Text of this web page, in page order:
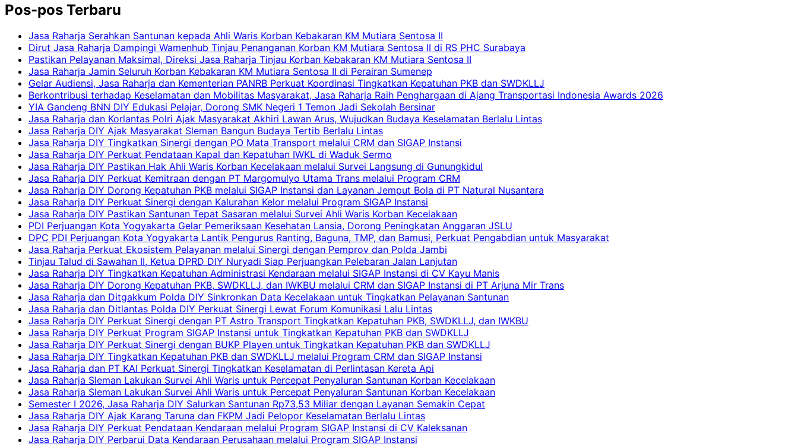
Pos-pos Terbaru
Jasa Raharja Serahkan Santunan kepada Ahli Waris Korban Kebakaran KM Mutiara Sentosa II
Dirut Jasa Raharja Dampingi Wamenhub Tinjau Penanganan Korban KM Mutiara Sentosa II di RS PHC Surabaya
Pastikan Pelayanan Maksimal, Direksi Jasa Raharja Tinjau Korban Kebakaran KM Mutiara Sentosa II
Jasa Raharja Jamin Seluruh Korban Kebakaran KM Mutiara Sentosa II di Perairan Sumenep
Gelar Audiensi, Jasa Raharja dan Kementerian PANRB Perkuat Koordinasi Tingkatkan Kepatuhan PKB dan SWDKLLJ
Berkontribusi terhadap Keselamatan dan Mobilitas Masyarakat, Jasa Raharja Raih Penghargaan di Ajang Transportasi Indonesia Awards 2026
YIA Gandeng BNN DIY Edukasi Pelajar, Dorong SMK Negeri 1 Temon Jadi Sekolah Bersinar
Jasa Raharja dan Korlantas Polri Ajak Masyarakat Akhiri Lawan Arus, Wujudkan Budaya Keselamatan Berlalu Lintas
Jasa Raharja DIY Ajak Masyarakat Sleman Bangun Budaya Tertib Berlalu Lintas
Jasa Raharja DIY Tingkatkan Sinergi dengan PO Mata Transport melalui CRM dan SIGAP Instansi
Jasa Raharja DIY Perkuat Pendataan Kapal dan Kepatuhan IWKL di Waduk Sermo
Jasa Raharja DIY Pastikan Hak Ahli Waris Korban Kecelakaan melalui Survei Langsung di Gunungkidul
Jasa Raharja DIY Perkuat Kemitraan dengan PT Margomulyo Utama Trans melalui Program CRM
Jasa Raharja DIY Dorong Kepatuhan PKB melalui SIGAP Instansi dan Layanan Jemput Bola di PT Natural Nusantara
Jasa Raharja DIY Perkuat Sinergi dengan Kalurahan Kelor melalui Program SIGAP Instansi
Jasa Raharja DIY Pastikan Santunan Tepat Sasaran melalui Survei Ahli Waris Korban Kecelakaan
PDI Perjuangan Kota Yogyakarta Gelar Pemeriksaan Kesehatan Lansia, Dorong Peningkatan Anggaran JSLU
DPC PDI Perjuangan Kota Yogyakarta Lantik Pengurus Ranting, Baguna, TMP, dan Bamusi, Perkuat Pengabdian untuk Masyarakat
Jasa Raharja Perkuat Ekosistem Pelayanan melalui Sinergi dengan Pemprov dan Polda Jambi
Tinjau Talud di Sawahan II, Ketua DPRD DIY Nuryadi Siap Perjuangkan Pelebaran Jalan Lanjutan
Jasa Raharja DIY Tingkatkan Kepatuhan Administrasi Kendaraan melalui SIGAP Instansi di CV Kayu Manis
Jasa Raharja DIY Dorong Kepatuhan PKB, SWDKLLJ, dan IWKBU melalui CRM dan SIGAP Instansi di PT Arjuna Mir Trans
Jasa Raharja dan Ditgakkum Polda DIY Sinkronkan Data Kecelakaan untuk Tingkatkan Pelayanan Santunan
Jasa Raharja dan Ditlantas Polda DIY Perkuat Sinergi Lewat Forum Komunikasi Lalu Lintas
Jasa Raharja DIY Perkuat Sinergi dengan PT Astro Transport Tingkatkan Kepatuhan PKB, SWDKLLJ, dan IWKBU
Jasa Raharja DIY Perkuat Program SIGAP Instansi untuk Tingkatkan Kepatuhan PKB dan SWDKLLJ
Jasa Raharja DIY Perkuat Sinergi dengan BUKP Playen untuk Tingkatkan Kepatuhan PKB dan SWDKLLJ
Jasa Raharja DIY Tingkatkan Kepatuhan PKB dan SWDKLLJ melalui Program CRM dan SIGAP Instansi
Jasa Raharja dan PT KAI Perkuat Sinergi Tingkatkan Keselamatan di Perlintasan Kereta Api
Jasa Raharja Sleman Lakukan Survei Ahli Waris untuk Percepat Penyaluran Santunan Korban Kecelakaan
Jasa Raharja Sleman Lakukan Survei Ahli Waris untuk Percepat Penyaluran Santunan Korban Kecelakaan
Semester I 2026, Jasa Raharja DIY Salurkan Santunan Rp73,53 Miliar dengan Layanan Semakin Cepat
Jasa Raharja DIY Ajak Karang Taruna dan FKPM Jadi Pelopor Keselamatan Berlalu Lintas
Jasa Raharja DIY Perkuat Pendataan Kendaraan melalui Program SIGAP Instansi di CV Kaleksanan
Jasa Raharja DIY Perbarui Data Kendaraan Perusahaan melalui Program SIGAP Instansi